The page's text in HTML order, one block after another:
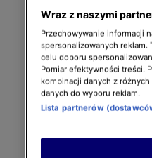
Wraz z naszymi
Przechowywanie informacji
spersonalizowanych
celu doboru
Pomiar efektywności treści.
kombinacji danych z
danych do wyboru reklam.
Lista partnerów